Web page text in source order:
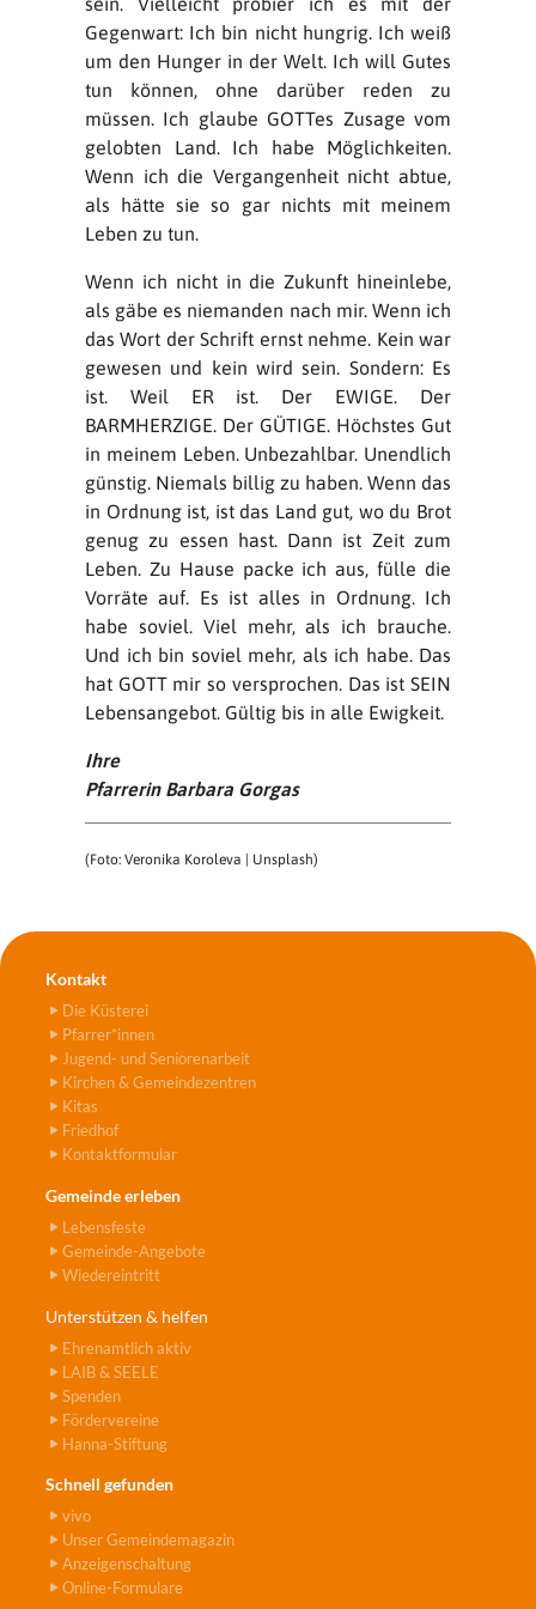
Gegenwart: Ich bin nicht hungrig. Ich weiß
um den Hunger in der Welt. Ich will Gutes
tun können, ohne darüber reden zu
müssen. Ich glaube GOTTes Zusage vom
gelobten Land. Ich habe Möglichkeiten.
Wenn ich die Vergangenheit nicht abtue,
als hätte sie so gar nichts mit meinem
Leben zu tun.
Wenn ich nicht in die Zukunft hineinlebe,
als gäbe es niemanden nach mir. Wenn ich
das Wort der Schrift ernst nehme. Kein war
gewesen und kein wird sein. Sondern: Es
ist. Weil ER ist. Der EWIGE. Der
BARMHERZIGE. Der GÜTIGE. Höchstes Gut
in meinem Leben. Unbezahlbar. Unendlich
günstig. Niemals billig zu haben. Wenn das
in Ordnung ist, ist das Land gut, wo du Brot
genug zu essen hast. Dann ist Zeit zum
Leben. Zu Hause packe ich aus, fülle die
Vorräte auf. Es ist alles in Ordnung. Ich
habe soviel. Viel mehr, als ich brauche.
Und ich bin soviel mehr, als ich habe. Das
hat GOTT mir so versprochen. Das ist SEIN
Lebensangebot. Gültig bis in alle Ewigkeit.
Ihre
Pfarrerin Barbara Gorgas
(Foto: Veronika Koroleva | Unsplash)
Kontakt
Die Küsterei
Pfarrer*innen
Jugend- und Seniorenarbeit
Kirchen & Gemeindezentren
Kitas
Friedhof
Kontaktformular
Gemeinde erleben
Lebensfeste
Gemeinde-Angebote
Wiedereintritt
Unterstützen & helfen
Ehrenamtlich aktiv
LAIB & SEELE
Spenden
Fördervereine
Hanna-Stiftung
Schnell gefunden
vivo
Unser Gemeindemagazin
Anzeigenschaltung
Online-Formulare